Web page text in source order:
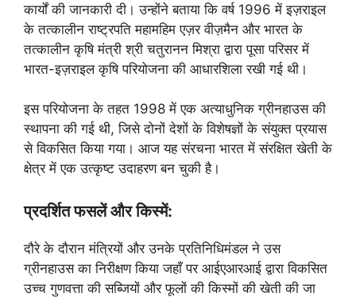
कार्यों की जानकारी दी। उन्होंने बताया कि वर्ष 1996 में इज़राइल
के तत्कालीन राष्ट्रपति महामहिम एज़र वीज़मैन और भारत के
तत्कालीन कृषि मंत्री श्री चतुरानन मिश्रा द्वारा पूसा परिसर में
भारत-इज़राइल कृषि परियोजना की आधारशिला रखी गई थी।
इस परियोजना के तहत 1998 में एक अत्याधुनिक ग्रीनहाउस की
स्थापना की गई थी, जिसे दोनों देशों के विशेषज्ञों के संयुक्त प्रयास
से विकसित किया गया। आज यह संरचना भारत में संरक्षित खेती के
क्षेत्र में एक उत्कृष्ट उदाहरण बन चुकी है।
प्रदर्शित फसलें और किस्में:
दौरे के दौरान मंत्रियों और उनके प्रतिनिधिमंडल ने उस
ग्रीनहाउस का निरीक्षण किया जहाँ पर आईएआरआई द्वारा विकसित
उच्च गुणवत्ता की सब्जियों और फूलों की किस्मों की खेती की जा